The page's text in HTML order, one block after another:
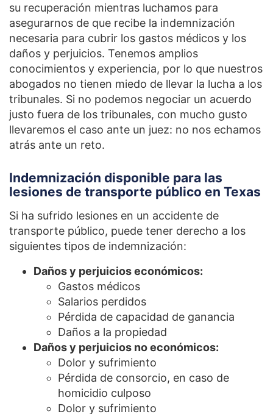
su recuperación mientras luchamos para
asegurarnos de que recibe la indemnización
necesaria para cubrir los gastos médicos y los
daños y perjuicios. Tenemos amplios
conocimientos y experiencia, por lo que nuestros
abogados no tienen miedo de llevar la lucha a los
tribunales. Si no podemos negociar un acuerdo
justo fuera de los tribunales, con mucho gusto
llevaremos el caso ante un juez: no nos echamos
atrás ante un reto.
Indemnización disponible para las
lesiones de transporte público en Texas
Si ha sufrido lesiones en un accidente de
transporte público, puede tener derecho a los
siguientes tipos de indemnización:
Daños y perjuicios económicos:
Gastos médicos
Salarios perdidos
Pérdida de capacidad de ganancia
Daños a la propiedad
Daños y perjuicios no económicos:
Dolor y sufrimiento
Pérdida de consorcio, en caso de
homicidio culposo
Dolor y sufrimiento